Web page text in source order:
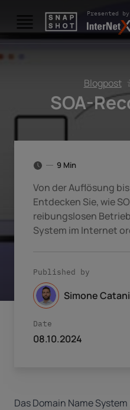
Presented by
Blogpost
SOA-
9 Min
Von der Auflösung
Entdecken Sie, wie
reibungslosen
System im Internet
Published by
Simone
Date
08.10.2024
Das Domain Name